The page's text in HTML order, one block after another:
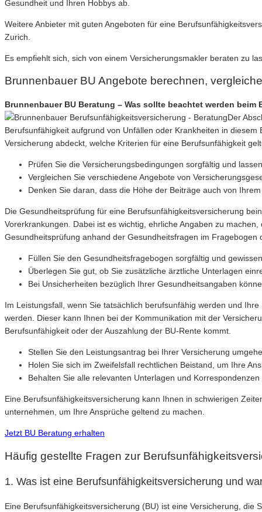
Gesundheit und Ihren Hobbys ab.
Weitere Anbieter mit guten Angeboten für eine
Zurich.
Es empfiehlt sich, sich von einem Versicherungsmakler beraten zu
Brunnenbauer BU Angebote berechnen,
Brunnenbauer BU Beratung – Was sollte beachtet werden
Der
Berufsunfähigkeit aufgrund von Unfällen oder Krankheiten in
Versicherung abdeckt, welche Kriterien für eine Berufsunfähigkeit
Prüfen Sie die Versicherungsbedingungen sorgfältig und
Vergleichen Sie verschiedene Angebote von
Denken Sie daran, dass die Höhe der Beiträge auch von
Die Gesundheitsprüfung für eine Berufsunfähigkeitsversicherung
Vorerkrankungen. Dabei ist es wichtig, ehrliche Angaben zu
Gesundheitsprüfung anhand der Gesundheitsfragen im
Füllen Sie den Gesundheitsfragebogen sorgfältig und
Überlegen Sie gut, ob Sie zusätzliche ärztliche Unterlagen
Bei Unsicherheiten bezüglich Ihrer Gesundheitsangaben
Im Leistungsfall, wenn Sie tatsächlich berufsunfähig werden und
werden. Dieser kann Ihnen bei der Kommunikation mit der
Berufsunfähigkeit oder der Auszahlung der BU-Rente kommt.
Stellen Sie den Leistungsantrag bei Ihrer Versicherung
Holen Sie sich im Zweifelsfall rechtlichen Beistand, um Ihre
Behalten Sie alle relevanten Unterlagen und
Eine Berufsunfähigkeitsversicherung kann Ihnen in schwierigen
unternehmen, um Ihre Ansprüche geltend zu machen.
Jetzt BU Beratung erhalten
Häufig gestellte Fragen zur
1. Was ist eine Berufsunfähigkeitsversicherung und
Eine Berufsunfähigkeitsversicherung (BU) ist eine Versicherung,